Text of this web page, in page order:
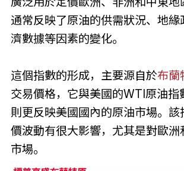
通常反映了原油的供需狀況、地緣
濟數據等因素的變化。
這個指數的形成，主要源自於布蘭
交易價格，它與美國的WTI原油指
則更反映美國國內的原油市場。該
價波動有很大影響，尤其是對歐洲
市場。